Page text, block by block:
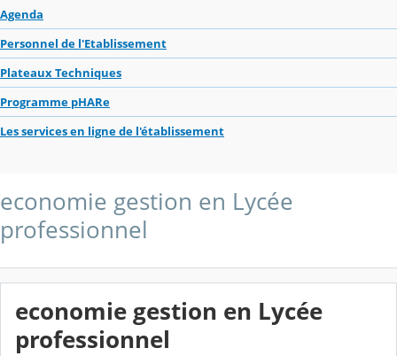
Agenda
Personnel de l'Etablissement
Plateaux Techniques
Programme pHARe
Les services en ligne de l'établissement
economie gestion en Lycée
professionnel
economie gestion en Lycée
professionnel